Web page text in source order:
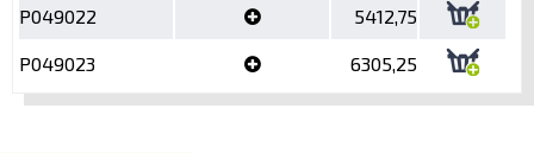
P049022 5412,75
P049023 6305,25